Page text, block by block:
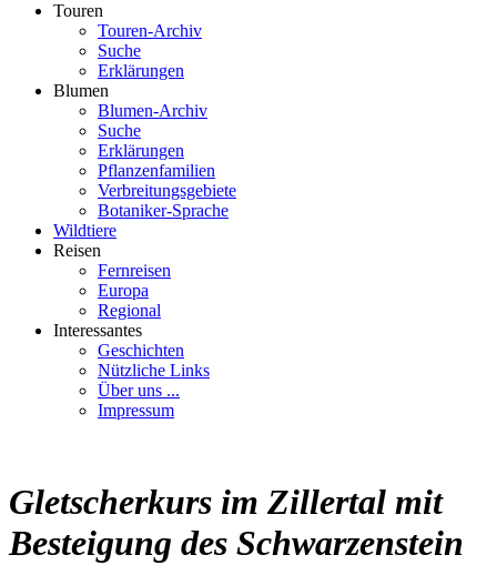
Touren
Touren-Archiv
Suche
Erklärungen
Blumen
Blumen-Archiv
Suche
Erklärungen
Pflanzenfamilien
Verbreitungsgebiete
Botaniker-Sprache
Wildtiere
Reisen
Fernreisen
Europa
Regional
Interessantes
Geschichten
Nützliche Links
Über uns ...
Impressum
Gletscherkurs im Zillertal mit
Besteigung des Schwarzenstein